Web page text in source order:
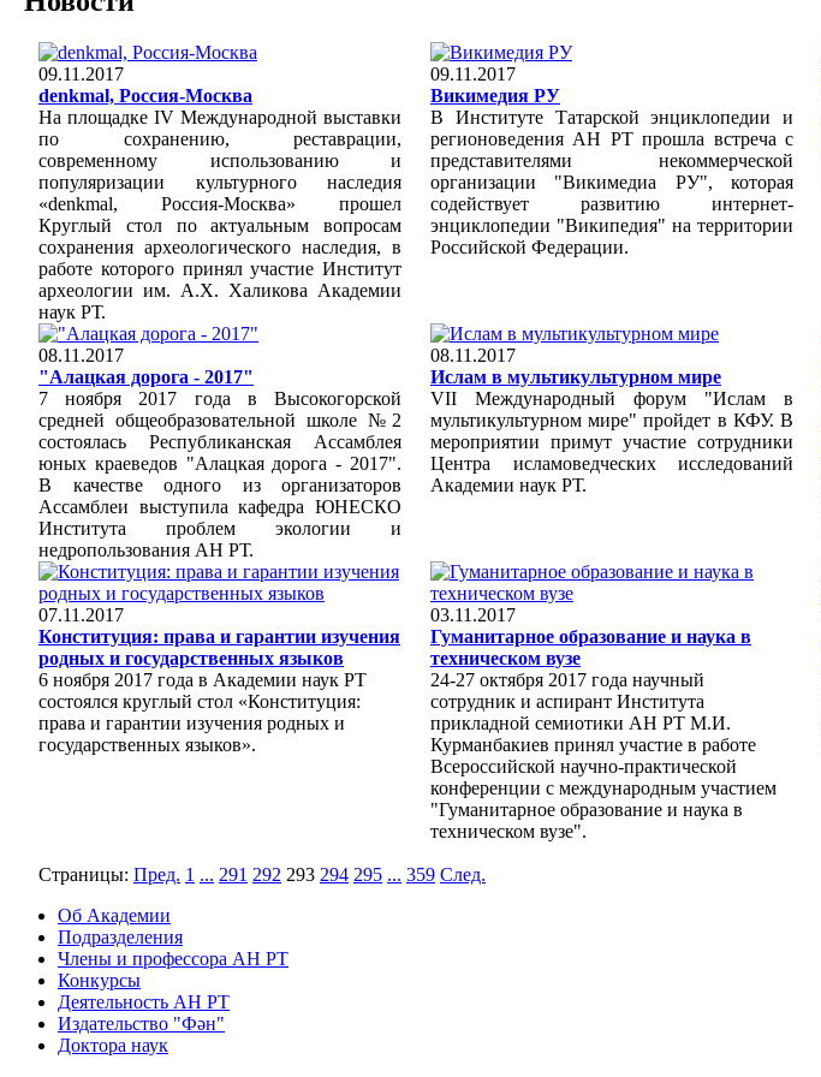
09.11.2017
denkmal, Россия-Москва
На площадке IV Международной выставки
по сохранению, реставрации,
современному использованию и
популяризации культурного наследия
«denkmal, Россия-Москва» прошел
Круглый стол по актуальным вопросам
сохранения археологического наследия, в
работе которого принял участие Институт
археологии им. А.Х. Халикова Академии
наук РТ.
09.11.2017
Викимедия РУ
В Институте Татарской энциклопедии и
регионоведения АН РТ прошла встреча с
представителями некоммерческой
организации "Викимедиа РУ", которая
содействует развитию интернет-
энциклопедии "Википедия" на территории
Российской Федерации.
08.11.2017
"Алацкая дорога - 2017"
7 ноября 2017 года в Высокогорской
средней общеобразовательной школе №2
состоялась Республиканская Ассамблея
юных краеведов "Алацкая дорога - 2017".
В качестве одного из организаторов
Ассамблеи выступила кафедра ЮНЕСКО
Института проблем экологии и
недропользования АН РТ.
08.11.2017
Ислам в мультикультурном мире
VII Международный форум "Ислам в
мультикультурном мире" пройдет в КФУ. В
мероприятии примут участие сотрудники
Центра исламоведческих исследований
Академии наук РТ.
07.11.2017
Конституция: права и гарантии изучения
родных и государственных языков
6 ноября 2017 года в Академии наук РТ
состоялся круглый стол «Конституция:
права и гарантии изучения родных и
государственных языков».
03.11.2017
Гуманитарное образование и наука в
техническом вузе
24-27 октября 2017 года научный
сотрудник и аспирант Института
прикладной семиотики АН РТ М.И.
Курманбакиев принял участие в работе
Всероссийской научно-практической
конференции с международным участием
"Гуманитарное образование и наука в
техническом вузе".
Страницы: Пред. 1 ... 291 292 293 294 295 ... 359 След.
Об Академии
Подразделения
Члены и профессора АН РТ
Конкурсы
Деятельность АН РТ
Издательство "Фән"
Доктора наук